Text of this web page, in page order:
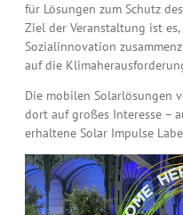
für Lösungen zum Schutz
Ziel der Veranstaltung ist
Sozialinnovation
auf die
Die mobilen Solarlösungen
dort auf großes Interesse –
erhaltene Solar Impulse